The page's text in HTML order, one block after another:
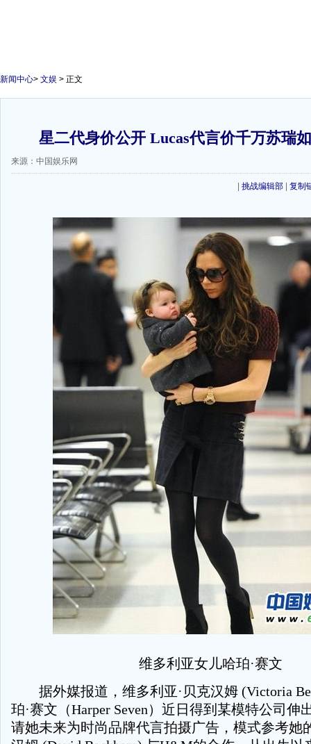
新闻中心> 文娱 > 正文
星二代身价公开 Lucas代言价千万苏瑞
来源：中国娱乐网
挑战编辑部 复制
维多利亚女儿哈珀·赛文
据外媒报道，维多利亚·贝克汉姆 (Victoria
珀·赛文（Harper Seven）近日得到某模特公司伸
请她未来为时尚品牌代言拍摄广告，模式参考她